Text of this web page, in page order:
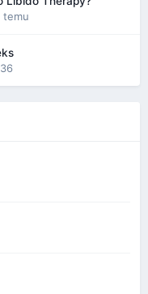
temu